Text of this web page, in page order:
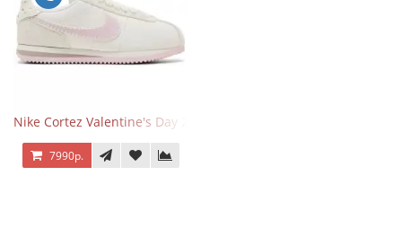
Nike Cortez Valentine's Day 2025
7990р.